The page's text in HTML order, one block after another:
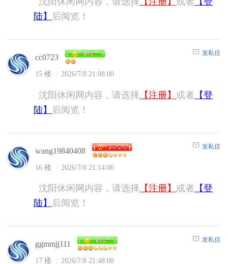
陆】
后阅览！
cc0723
15 楼 2026/7/8 21:08:00
发私信
沈阳休闲网内容，请选择 【注册】 或者 【登
陆】
后阅览！
wang19840408
16 楼 2026/7/8 21:14:00
发私信
沈阳休闲网内容，请选择 【注册】 或者 【登
陆】
后阅览！
ggmmjj111
17 楼 2026/7/8 21:48:00
发私信